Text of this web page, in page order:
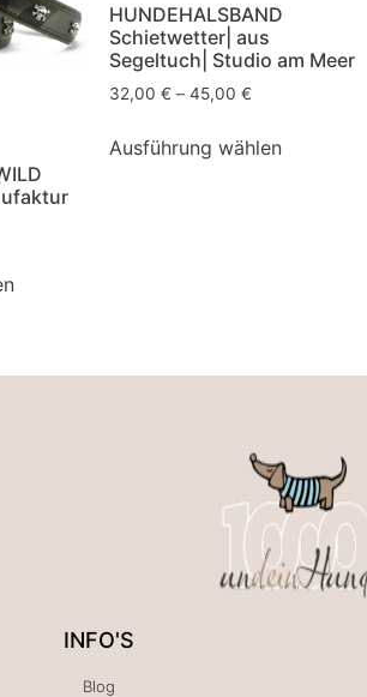
HUNDEHALSBAND
Schietwetter| aus
Segeltuch| Studio am Meer
32,00 € – 45,00 €
Ausführung wählen
INFO'S
Blog